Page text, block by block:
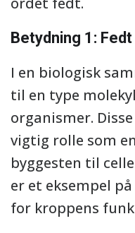
Betydning 1:
I en biologisk
til en type
organismer.
vigtig rolle som
byggesten til
er et eksempel
for kroppens